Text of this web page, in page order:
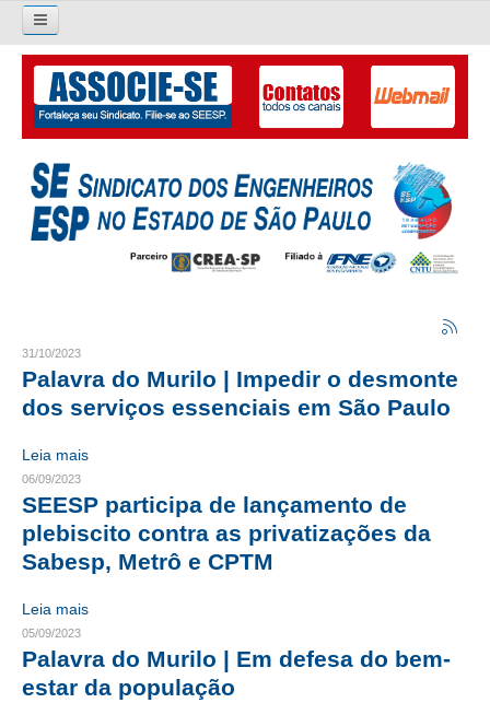
Pesquisar...
O SINDICATO
APRESENTAÇÃO
PALAVRA DO PRESIDENTE
LIVRO GESTÃO 2026-2029
ORGANOGRAMA
CRESCE BRASIL
CONSELHO TECNOLÓGICO
HISTÓRICO E ATUAÇÃO
COMPOSIÇÃO
31/10/2023
Palavra do Murilo | Impedir o desmonte
dos serviços essenciais em São Paulo
Leia mais
06/09/2023
SEESP participa de lançamento de
plebiscito contra as privatizações da
Sabesp, Metrô e CPTM
Leia mais
05/09/2023
Palavra do Murilo | Em defesa do bem-
estar da população